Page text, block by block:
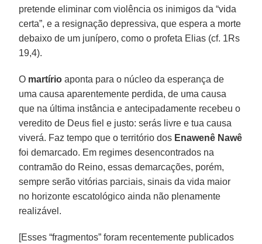
pretende eliminar com violência os inimigos da “vida
certa”, e a resignação depressiva, que espera a morte
debaixo de um junípero, como o profeta Elias (cf. 1Rs
19,4).
O martírio aponta para o núcleo da esperança de
uma causa aparentemente perdida, de uma causa
que na última instância e antecipadamente recebeu o
veredito de Deus fiel e justo: serás livre e tua causa
viverá. Faz tempo que o território dos Enawenê Nawê
foi demarcado. Em regimes desencontrados na
contramão do Reino, essas demarcações, porém,
sempre serão vitórias parciais, sinais da vida maior
no horizonte escatológico ainda não plenamente
realizável.
[Esses “fragmentos” foram recentemente publicados